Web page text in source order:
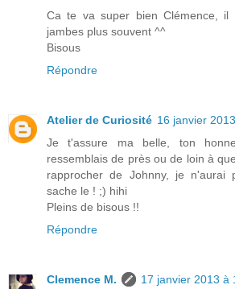
Ca te va super bien Clémence, il
jambes plus souvent ^^
Bisous
Répondre
Atelier de Curiosité 16 janvier
Je t'assure ma belle, ton
ressemblais de près ou de loin à
rapprocher de Johnny, je n'aurai
sache le ! ;) hihi
Pleins de bisous !!
Répondre
Clemence M.
17 janvier 2013 à